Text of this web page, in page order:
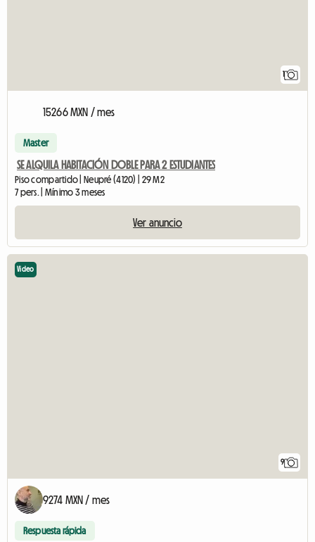
1
15266 MXN / mes
Master
SE ALQUILA HABITACIÓN DOBLE PARA 2 ESTUDIANTES
Piso compartido | Neupré (4120) | 29 M2
7 pers. | Mínimo 3 meses
Ver anuncio
9
Video
9274 MXN / mes
Respuesta rápida